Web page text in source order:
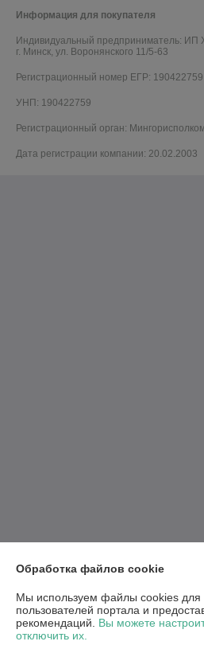
Информация для покупателя
Индивидуальный предприниматель: ИП
г. Минск, ул. Воронянского 11/5-63
Регистрационный номер ЕГР: 190422759
УНП: 190422759
Регистрационный орган: Мингорисполком
Дата регистрации компании: 20.02.2003
Обработка файлов cookie
Мы используем файлы cookies для
пользователей портала и
рекомендаций. Вы можете
отключить их.